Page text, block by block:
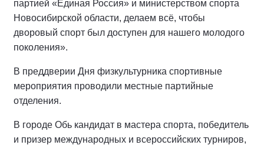
партией «Единая Россия» и министерством спорта
Новосибирской области, делаем всё, чтобы
дворовый спорт был доступен для нашего молодого
поколения».
В преддверии Дня физкультурника спортивные
мероприятия проводили местные партийные
отделения.
В городе Обь кандидат в мастера спорта, победитель
и призер международных и всероссийских турниров,